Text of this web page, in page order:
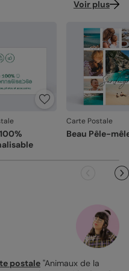
Voir plus
Carte Postale
Beau Pêle-
postale "Animaux de la